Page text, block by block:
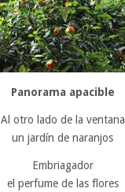
Panorama apacible
Al otro lado de la ventana
un jardín de naranjos
Embriagador
el perfume de las flores